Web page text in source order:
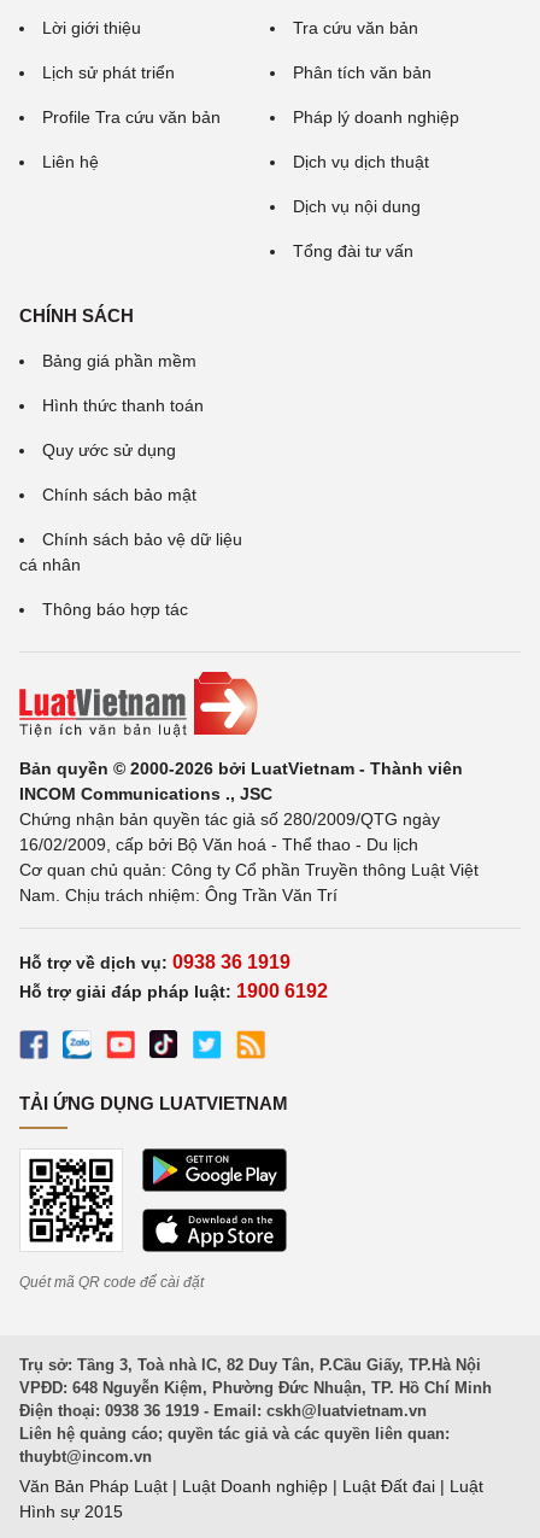
Lời giới thiệu
Lịch sử phát triển
Profile Tra cứu văn bản
Liên hệ
Tra cứu văn bản
Phân tích văn bản
Pháp lý doanh nghiệp
Dịch vụ dịch thuật
Dịch vụ nội dung
Tổng đài tư vấn
CHÍNH SÁCH
Bảng giá phần mềm
Hình thức thanh toán
Quy ước sử dụng
Chính sách bảo mật
Chính sách bảo vệ dữ liệu
cá nhân
Thông báo hợp tác
Bản quyền © 2000-2026 bởi LuatVietnam - Thành viên
INCOM Communications ., JSC
Chứng nhận bản quyền tác giả số 280/2009/QTG ngày
16/02/2009, cấp bởi Bộ Văn hoá - Thể thao - Du lịch
Cơ quan chủ quản: Công ty Cổ phần Truyền thông Luật Việt
Nam. Chịu trách nhiệm: Ông Trần Văn Trí
Hỗ trợ về dịch vụ: 0938 36 1919
Hỗ trợ giải đáp pháp luật: 1900 6192
TẢI ỨNG DỤNG LUATVIETNAM
Quét mã QR code để cài đặt
Trụ sở: Tầng 3, Toà nhà IC, 82 Duy Tân, P.Cầu Giấy, TP.Hà Nội
VPĐD: 648 Nguyễn Kiệm, Phường Đức Nhuận, TP. Hồ Chí Minh
Điện thoại: 0938 36 1919 - Email: cskh@luatvietnam.vn
Liên hệ quảng cáo; quyền tác giả và các quyền liên quan:
thuybt@incom.vn
Văn Bản Pháp Luật | Luật Doanh nghiệp | Luật Đất đai | Luật
Hình sự 2015